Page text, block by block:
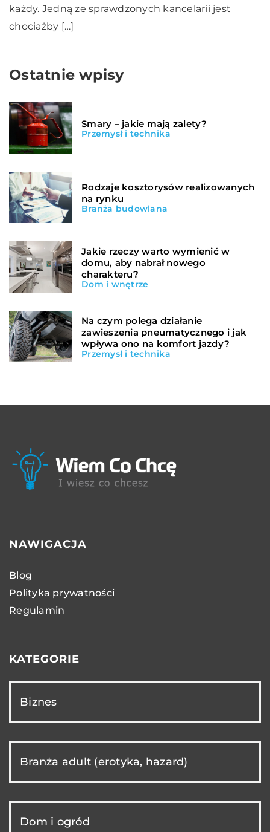
każdy. Jedną ze sprawdzonych kancelarii jest
chociażby […]
Ostatnie wpisy
Smary – jakie mają zalety?
Przemysł i technika
Rodzaje kosztorysów realizowanych
na rynku
Branża budowlana
Jakie rzeczy warto wymienić w
domu, aby nabrał nowego
charakteru?
Dom i wnętrze
Na czym polega działanie
zawieszenia pneumatycznego i jak
wpływa ono na komfort jazdy?
Przemysł i technika
NAWIGACJA
Blog
Polityka prywatności
Regulamin
KATEGORIE
Biznes
Branża adult (erotyka, hazard)
Dom i ogród